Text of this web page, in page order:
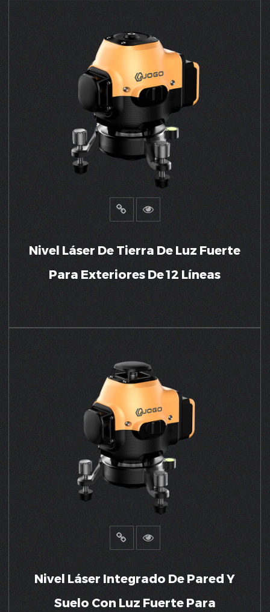
VER MÁS
Nivel Láser De Tierra De Luz Fuerte
Para Exteriores De 12 Líneas
VER MÁS
Nivel Láser Integrado De Pared Y
Suelo Con Luz Fuerte Para